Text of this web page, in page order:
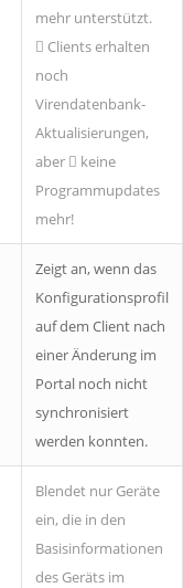
mehr unterstützt.
Clients erhalten
noch
Virendatenbank-
Aktualisierungen,
aber
keine
Programmupdates
mehr!
Zeigt an, wenn das
Konfigurationsprofil
auf dem Client nach
einer Änderung im
Portal noch nicht
synchronisiert
werden konnten.
Blendet nur Geräte
ein, die in den
Basisinformationen
des Geräts im